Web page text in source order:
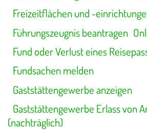
Freizeitflächen und -
Führungszeugnis beantragen
Fund oder Verlust eines
Fundsachen melden
Gaststättengewerbe anzeigen
Gaststättengewerbe Erlass von
(nachträglich)